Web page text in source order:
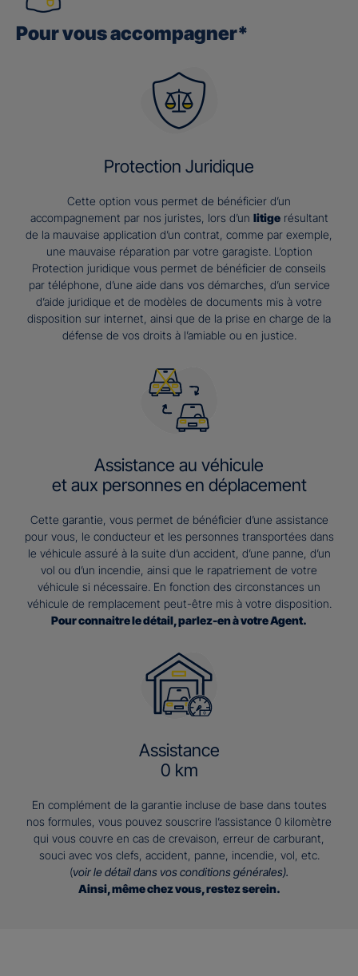
Pour vous accompagner*
Protection Juridique
Cette option vous permet de bénéficier d’un
accompagnement par nos juristes, lors d’un litigerésultant
de la mauvaise application d’un contrat, comme par exemple,
une mauvaise réparation par votre garagiste. L’option
Protection juridique vous permet de bénéficier de conseils
par téléphone, d’une aide dans vos démarches, d’un service
d’aide juridique et de modèles de documents mis à votre
disposition sur internet, ainsi que de la prise en charge de la
défense de vos droits à l’amiable ou en justice.
Assistance au véhicule
et aux personnes en déplacement
Cette garantie, vous permet de bénéficier d’une assistance
pour vous, le conducteur et les personnes transportées dans
le véhicule assuré à la suite d’un accident, d’une panne, d’un
vol ou d’un incendie, ainsi que le rapatriement de votre
véhicule si nécessaire. En fonction des circonstances un
véhicule de remplacement peut-être mis à votre disposition.
Pour connaitre le détail, parlez-en à votre Agent.
Assistance
0 km
En complément de la garantie incluse de base dans toutes
nos formules, vous pouvez souscrire l’assistance 0 kilomètre
qui vous couvre en cas de crevaison, erreur de carburant,
souci avec vos clefs, accident, panne, incendie, vol, etc.
(voir le détail dans vos conditions générales).
Ainsi, même chez vous, restez serein.